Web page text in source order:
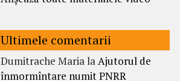
Ultimele comentarii
Dumitrache MarialaAjutorul de
înmormîntare numit PNRR